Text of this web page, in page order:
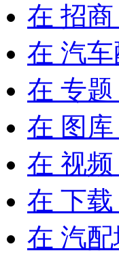
在 招商
在 汽
在 专题
在 图库
在 视频
在 下载
在 汽配